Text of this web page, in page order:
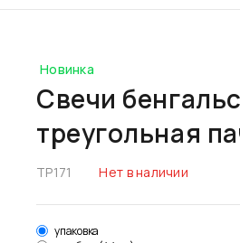
Новинка
Свечи
треугольная
ТР171 Нет в наличии
упаковка